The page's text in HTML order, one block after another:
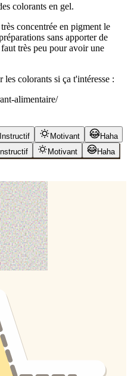
colorants en gel.
concentrée en pigment le
sans apporter de
très peu pour avoir une
colorants si ça t'intéresse :
alimentaire/
Instructif Motivant
Haha
Instructif Motivant
Haha